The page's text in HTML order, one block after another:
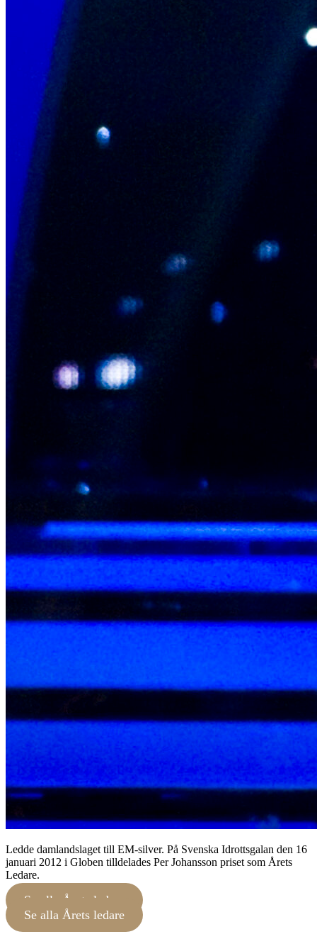
Ledde damlandslaget till EM-silver. På Svenska Idrottsgalan den 16
januari 2012 i Globen tilldelades Per Johansson priset som Årets
Ledare.
Se alla Årets ledare
Se alla Årets ledare